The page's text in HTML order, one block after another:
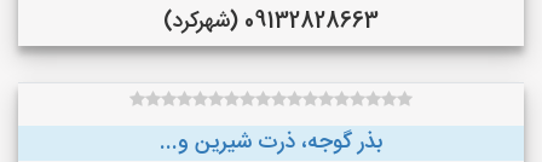
09132828663 (شهرکرد)
بذر گوجه، ذرت شیرین و...